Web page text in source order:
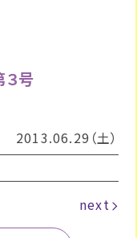
３号
2013.06.29（土）
next